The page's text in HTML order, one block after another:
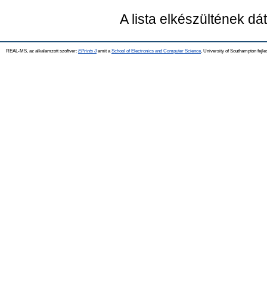
A lista elkészültének
REAL-MS, az alkalamzott szoftver: EPrints 3amit a School of Electronics and Computer Science , University of Southampton